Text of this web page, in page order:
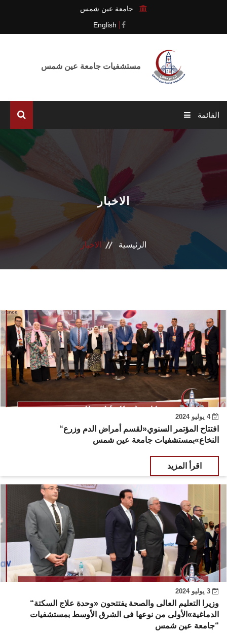
جامعة عين شمس
English
القائمة
المدينة الطبية
التحول الرقمي
تواصل معنا
الاخبار
الرئيسية الاخبار
4 يوليو 2024
“افتتاح المؤتمر السنوي«لقسم أمراض الدم وزرع
النخاع»بمستشفيات جامعة عين شمس
اقرأ المزيد
“وزيرا التعليم العالى والصحة يفتتحون «وحدة علاج السكتة
الدماغية»الأولى من نوعها فى الشرق الأوسط بمستشفيات
جامعة عين شمس“